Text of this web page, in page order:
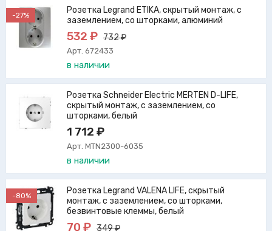
-27%
Розетка Legrand ETIKA, скрытый монтаж, с
заземлением, со шторками, алюминий
532 ₽ 732 ₽
Арт. 672433
в наличии
Розетка Schneider Electric MERTEN D-LIFE,
скрытый монтаж, с заземлением, со
шторками, белый
1 712 ₽
Арт. MTN2300-6035
в наличии
-80%
Розетка Legrand VALENA LIFE, скрытый
монтаж, с заземлением, со шторками,
безвинтовые клеммы, белый
70 ₽ 349 ₽